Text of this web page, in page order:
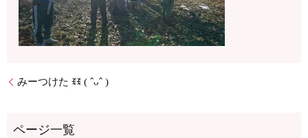
みーつけた ꉂꉂ ( ˆᴗˆ )